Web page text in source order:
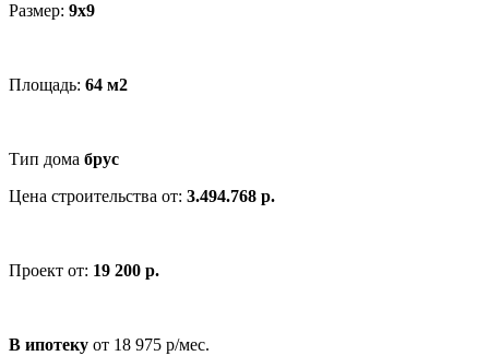
Размер: 9x9
Площадь: 64 м2
Тип дома брус
Цена строительства от: 3.494.768 р.
Проект от: 19 200 р.
В ипотеку от 18 975 р/мес.